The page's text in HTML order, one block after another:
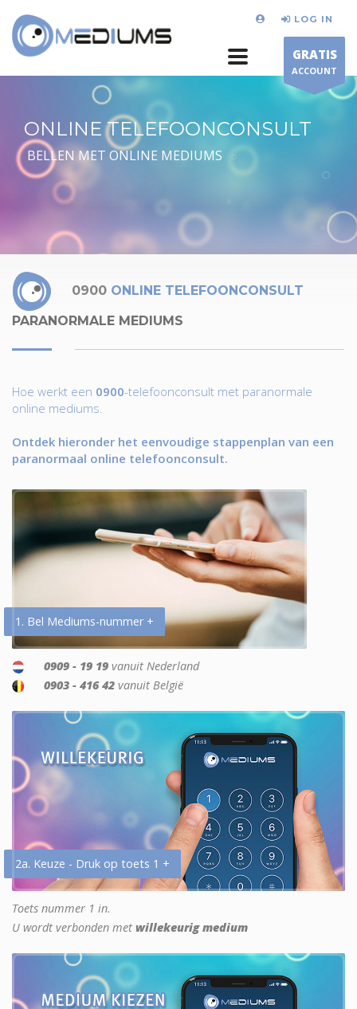
LOG IN
GRATIS
ACCOUNT
ONLINE TELEFOONCONSULT
BELLEN MET ONLINE MEDIUMS
0900 ONLINE TELEFOONCONSULT
PARANORMALE MEDIUMS
Hoe werkt een 0900-telefoonconsult met paranormale
online mediums.
Ontdek hieronder het eenvoudige stappenplan van een
paranormaal online telefoonconsult.
1. Bel Mediums-nummer +
0909 - 19 19 vanuit Nederland
0903 - 416 42 vanuit België
2a. Keuze - Druk op toets 1 +
Toets nummer 1 in.
U wordt verbonden met willekeurig medium